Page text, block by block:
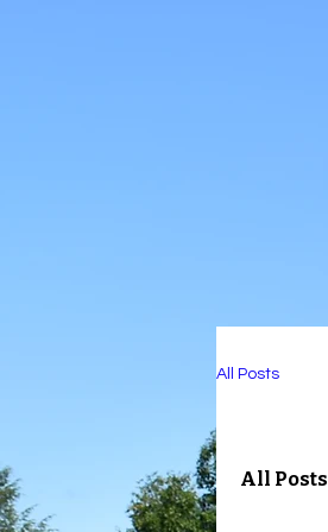
All Posts
All Posts